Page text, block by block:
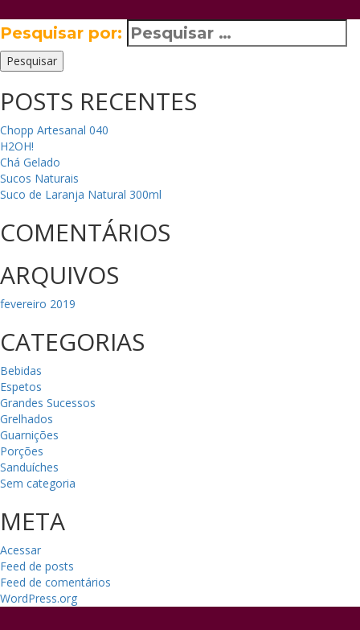
Pesquisar por:
Pesquisar
POSTS RECENTES
Chopp Artesanal 040
H2OH!
Chá Gelado
Sucos Naturais
Suco de Laranja Natural 300ml
COMENTÁRIOS
ARQUIVOS
fevereiro 2019
CATEGORIAS
Bebidas
Espetos
Grandes Sucessos
Grelhados
Guarnições
Porções
Sanduíches
Sem categoria
META
Acessar
Feed de posts
Feed de comentários
WordPress.org